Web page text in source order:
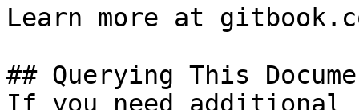
Learn more at
## Querying This
If you need